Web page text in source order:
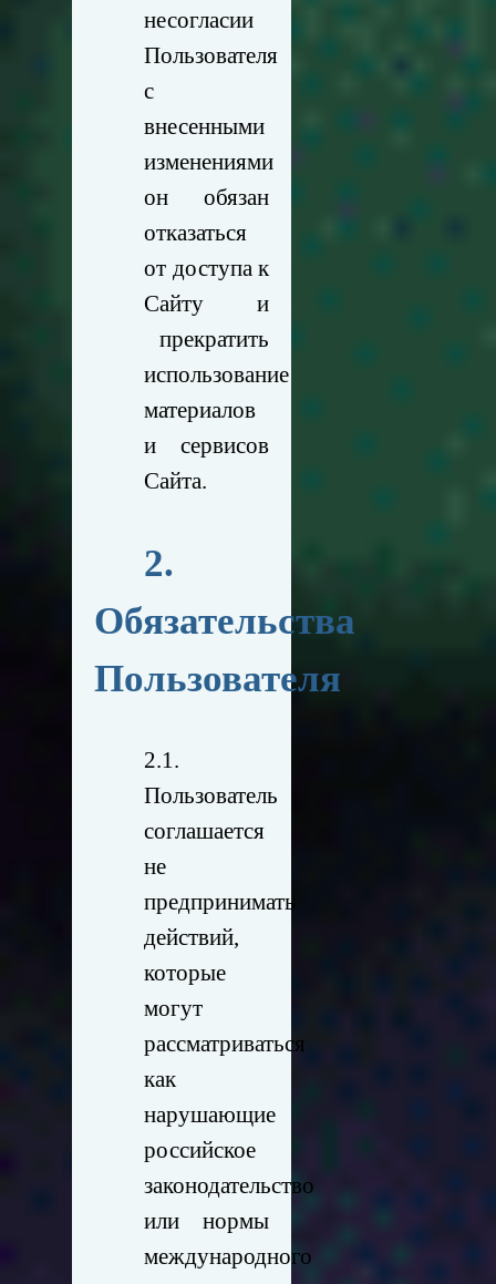
несогласии
Пользователя
с
внесенными
изменениями
он обязан
отказаться
от доступа к
Сайту и
прекратить
использование
материалов
и сервисов
Сайта.
2.
Обязательства
Пользователя
2.1.
Пользователь
соглашается
не
предпринимать
действий,
которые
могут
рассматриваться
как
нарушающие
российское
законодательство
или нормы
международного